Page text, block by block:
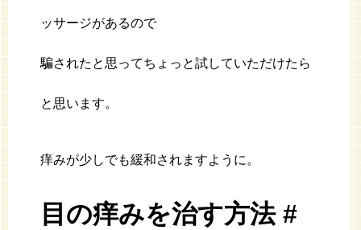
ッサージがあるので
騙されたと思ってちょっと試していただけたら
と思います。
痒みが少しでも緩和されますように。
目の痒みを治す方法 #